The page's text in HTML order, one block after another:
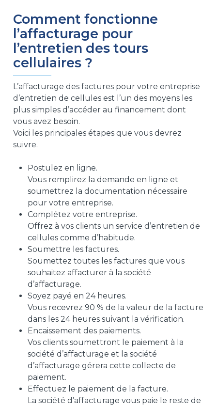
Comment fonctionne
l’affacturage pour
l’entretien des tours
cellulaires ?
L’affacturage des factures pour votre entreprise
d’entretien de cellules est l’un des moyens les
plus simples d’accéder au financement dont
vous avez besoin.
Voici les principales étapes que vous devrez
suivre.
Postulez en ligne.
Vous remplirez la demande en ligne et
soumettrez la documentation nécessaire
pour votre entreprise.
Complétez votre entreprise.
Offrez à vos clients un service d’entretien de
cellules comme d’habitude.
Soumettre les factures.
Soumettez toutes les factures que vous
souhaitez affacturer à la société
d’affacturage.
Soyez payé en 24 heures.
Vous recevrez 90 % de la valeur de la facture
dans les 24 heures suivant la vérification.
Encaissement des paiements.
Vos clients soumettront le paiement à la
société d’affacturage et la société
d’affacturage gérera cette collecte de
paiement.
Effectuez le paiement de la facture.
La société d’affacturage vous paie le reste de